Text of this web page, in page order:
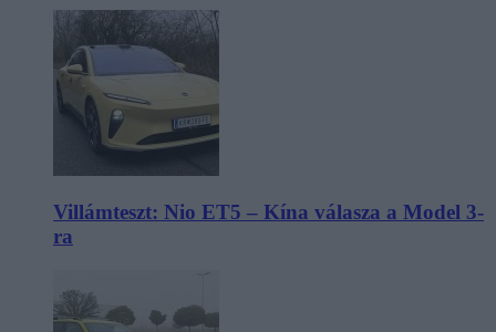
Villámteszt: Nio ET5 – Kína válasza a Model 3-
ra